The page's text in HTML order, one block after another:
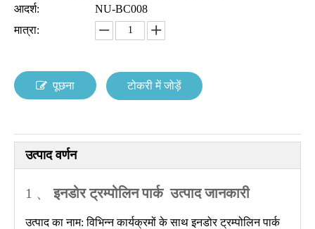
आदर्श:
NU-BC008
मात्रा:
पूछना टोकरी में जोड़ें
उत्पाद वर्णन
1 、इनडोर ट्रम्पोलिन पार्कउत्पाद जानकारी
उत्पाद का नाम: विभिन्न कार्यक्रमों के साथ इनडोर ट्रम्पोलिन पार्क